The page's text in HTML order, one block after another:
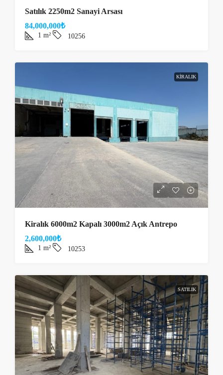
Satılık 2250m2 Sanayi Arsası
84,000,000₺
1 m² 10256
KIRALIK
Kiralık 6000m2 Kapalı 3000m2 Açık Antrepo
2,600,000₺
1 m² 10253
SATILIK